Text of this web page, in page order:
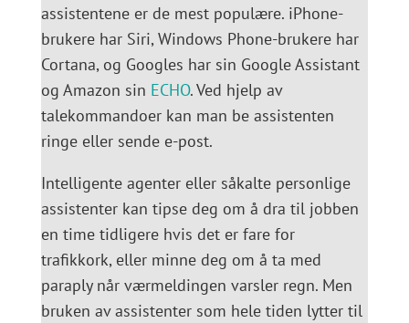
assistentene er de mest populære. iPhone-
brukere har Siri, Windows Phone-brukere har
Cortana, og Googles har sin Google Assistant
og Amazon sin ECHO. Ved hjelp av
talekommandoer kan man be assistenten
ringe eller sende e-post.
Intelligente agenter eller såkalte personlige
assistenter kan tipse deg om å dra til jobben
en time tidligere hvis det er fare for
trafikkork, eller minne deg om å ta med
paraply når værmeldingen varsler regn. Men
bruken av assistenter som hele tiden lytter til